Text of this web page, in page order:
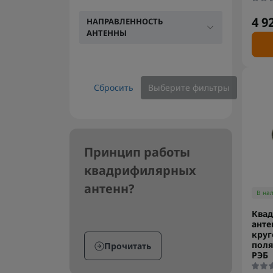
НАПРАВЛЕННОСТЬ
АНТЕННЫ
Сбросить Выберите фильтры
Принцип работы
квадрифилярных
антенн?
Прочитать
4
В
РЭБ